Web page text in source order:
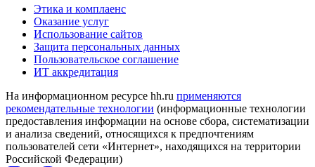
Этика и комплаенс
Оказание услуг
Использование сайтов
Защита персональных данных
Пользовательское соглашение
ИТ аккредитация
На информационном ресурсе hh.ru применяются
рекомендательные технологии (информационные технологии
предоставления информации на основе сбора, систематизации
и анализа сведений, относящихся к предпочтениям
пользователей сети «Интернет», находящихся на территории
Российской Федерации)